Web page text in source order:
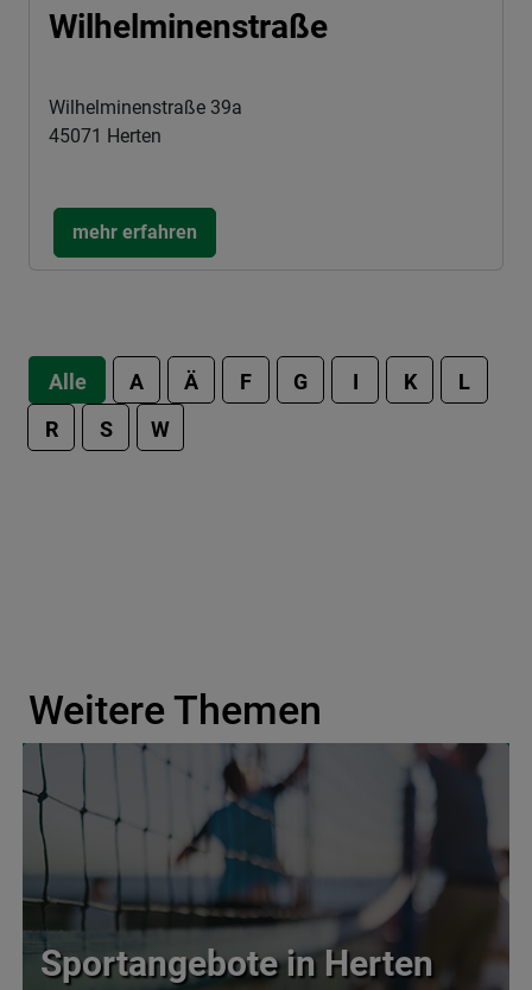
Wilhelminenstraße
Wilhelminenstraße 39a
45071 Herten
mehr erfahren
Alle A Ä F G I K
L
R
S W
Weitere Themen
Sportangebote in Herten